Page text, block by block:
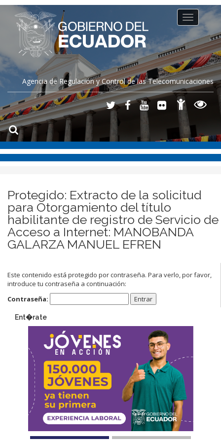
Agencia de Regulación y Control de las Telecomunicaciones
Toggle
navigation
Protegido: Extracto de la solicitud
para Otorgamiento del título
habilitante de registro de Servicio de
Acceso a Internet: MANOBANDA
GALARZA MANUEL EFREN
Este contenido está protegido por contraseña. Para verlo, por favor,
introduce tu contraseña a continuación:
Contraseña:
Ent�rate